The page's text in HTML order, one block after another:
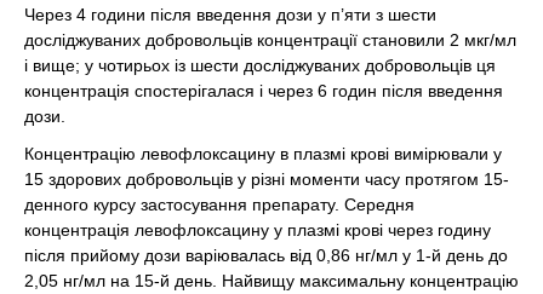
Через 4 години після введення дози у п’яти з шести
досліджуваних добровольців концентрації становили 2 мкг/мл
і вище; у чотирьох із шести досліджуваних добровольців ця
концентрація спостерігалася і через 6 годин після введення
дози.
Концентрацію левофлоксацину в плазмі крові вимірювали у
15 здорових добровольців у різні моменти часу протягом 15-
денного курсу застосування препарату. Середня
концентрація левофлоксацину у плазмі крові через годину
після прийому дози варіювалась від 0,86 нг/мл у 1-й день до
2,05 нг/мл на 15-й день. Найвищу максимальну концентрацію